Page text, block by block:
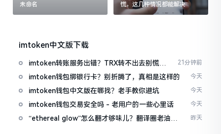
未命名
慌，这几种情况都能解决
imtoken中文版下载
imtoken转账服务出错？TRX转不出去别慌，
这几招试试
21分钟前
imtoken钱包绑银行卡？别折腾了，真相是这样的 今天
imtoken钱包中文版在哪找？老手教你避坑 今天
imtoken钱包交易安全吗 - 老用户的一些心里话 今天
“ethereal glow”怎么翻才够味儿？翻译圈老油条
昨天